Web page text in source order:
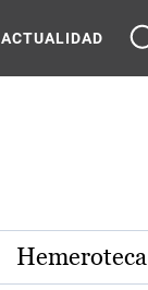
ACTUALIDAD
Hemeroteca